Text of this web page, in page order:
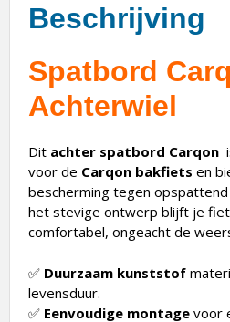
Beschrijving
Spatbord
Achterwiel
Dit achter spatbord Carqon
voor de Carqon bakfiets en
bescherming tegen
het stevige ontwerp blijft je
comfortabel, ongeacht de
✅ Duurzaam kunststof
levensduur.
✅ Eenvoudige montage voor